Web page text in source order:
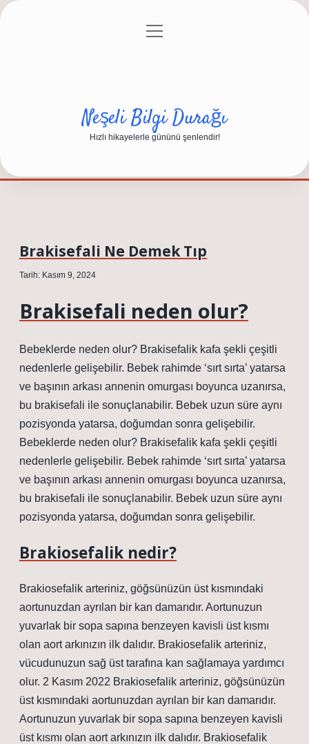
Gizlilik Politikası
menüyü
Neşeli Bilgi Durağı
Hızlı hikayelerle gününü şenlendir!
Brakisefali Ne Demek Tıp
Tarih: Kasım 9, 2024
Brakisefali neden olur?
Bebeklerde neden olur? Brakisefalik kafa şekli çeşitli
nedenlerle gelişebilir. Bebek rahimde ‘sırt sırta’ yatarsa ​​
ve başının arkası annenin omurgası boyunca uzanırsa,
bu brakisefali ile sonuçlanabilir. Bebek uzun süre aynı
pozisyonda yatarsa, doğumdan sonra gelişebilir.
Bebeklerde neden olur? Brakisefalik kafa şekli çeşitli
nedenlerle gelişebilir. Bebek rahimde ‘sırt sırta’ yatarsa ​​
ve başının arkası annenin omurgası boyunca uzanırsa,
bu brakisefali ile sonuçlanabilir. Bebek uzun süre aynı
pozisyonda yatarsa, doğumdan sonra gelişebilir.
Brakiosefalik nedir?
Brakiosefalik arteriniz, göğsünüzün üst kısmındaki
aortunuzdan ayrılan bir kan damarıdır. Aortunuzun
yuvarlak bir sopa sapına benzeyen kavisli üst kısmı
olan aort arkınızın ilk dalıdır. Brakiosefalik arteriniz,
vücudunuzun sağ üst tarafına kan sağlamaya yardımcı
olur. 2 Kasım 2022 Brakiosefalik arteriniz, göğsünüzün
üst kısmındaki aortunuzdan ayrılan bir kan damarıdır.
Aortunuzun yuvarlak bir sopa sapına benzeyen kavisli
üst kısmı olan aort arkınızın ilk dalıdır. Brakiosefalik